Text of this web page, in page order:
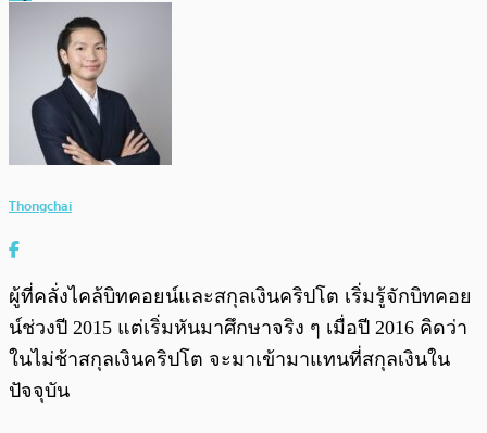
Thongchai
ผู้ที่คลั่งไคล้บิทคอยน์และสกุลเงินคริปโต เริ่มรู้จักบิทคอย
น์ช่วงปี 2015 แต่เริ่มหันมาศึกษาจริง ๆ เมื่อปี 2016 คิดว่า
ในไม่ช้าสกุลเงินคริปโต จะมาเข้ามาแทนที่สกุลเงินใน
ปัจจุบัน